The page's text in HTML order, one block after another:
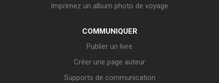
Imprimez un album photo de voyage
COMMUNIQUER
Publier un livre
Créer une page auteur
Supports de communication